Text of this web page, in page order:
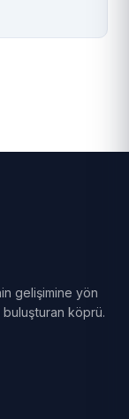
gelişimine yön
köprü.